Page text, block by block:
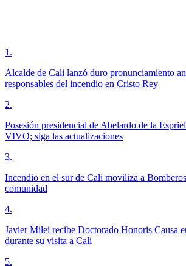
1 .
Alcalde de Cali lanzó duro pronunciamiento
responsables del incendio en Cristo Rey
2.
Posesión presidencial de Abelardo de la
VIVO; siga las actualizaciones
3.
Incendio en el sur de Cali moviliza a
comunidad
4.
Javier Milei recibe Doctorado Honoris Causa
durante su visita a Cali
5.